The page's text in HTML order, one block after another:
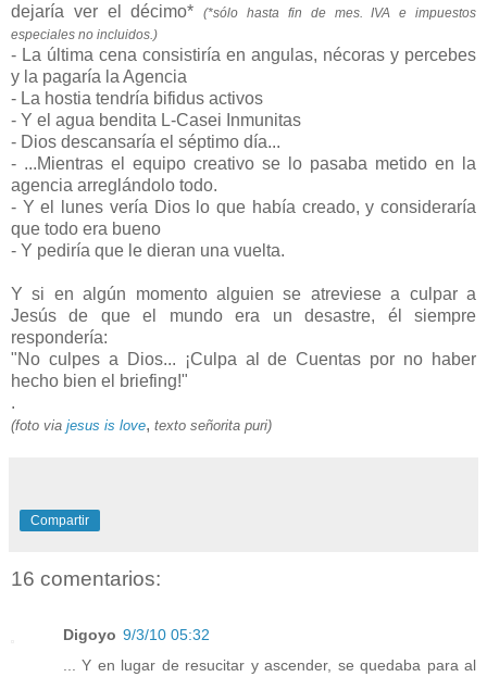
dejaría ver el décimo*(*sólo hasta fin de mes. IVA e impuestos
especiales no incluidos.)
- La última cena consistiría en angulas, nécoras y percebes
y la pagaría la Agencia
- La hostia tendría bifidus activos
- Y el agua bendita L-Casei Inmunitas
- Dios descansaría el séptimo día...
- ...Mientras el equipo creativo se lo pasaba metido en la
agencia arreglándolo todo.
- Y el lunes vería Dios lo que había creado, y consideraría
que todo era bueno
- Y pediría que le dieran una vuelta.
Y si en algún momento alguien se atreviese a culpar a
Jesús de que el mundo era un desastre, él siempre
respondería:
"No culpes a Dios... ¡Culpa al de Cuentas por no haber
hecho bien el briefing!"
.
(foto via jesus is love, texto señorita puri)
Compartir
16 comentarios:
Digoyo 9/3/10 05:32
... Y en lugar de resucitar y ascender, se quedaba para al